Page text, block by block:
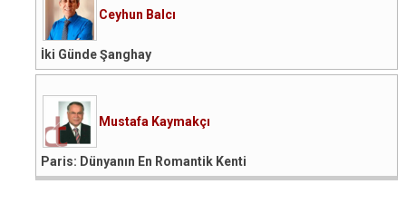
Ceyhun Balcı
İki Günde Şanghay
Mustafa Kaymakçı
Paris: Dünyanın En Romantik Kenti